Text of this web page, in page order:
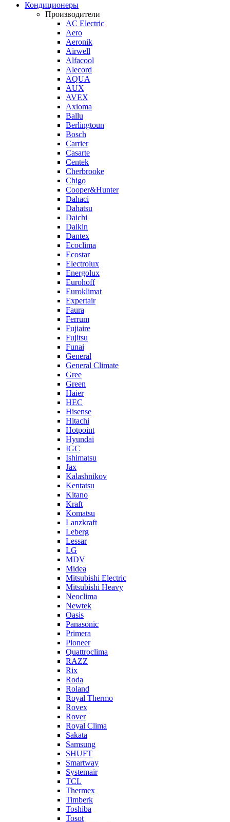
Кондиционеры
Производители
AC Electric
Aero
Aeronik
Airwell
Alfacool
Alecord
AQUA
AUX
AVEX
Axioma
Ballu
Berlingtoun
Bosch
Carrier
Casarte
Centek
Cherbrooke
Chigo
Cooper&Hunter
Dahaci
Dahatsu
Daichi
Daikin
Dantex
Ecoclima
Ecostar
Electrolux
Energolux
Eurohoff
Euroklimat
Expertair
Faura
Ferrum
Fujiaire
Fujitsu
Funai
General
General Climate
Gree
Green
Haier
HEC
Hisense
Hitachi
Hotpoint
Hyundai
IGC
Ishimatsu
Jax
Kalashnikov
Kentatsu
Kitano
Kraft
Komatsu
Lanzkraft
Leberg
Lessar
LG
MDV
Midea
Mitsubishi Electric
Mitsubishi Heavy
Neoclima
Newtek
Oasis
Panasonic
Primera
Pioneer
Quattroclima
RAZZ
Rix
Roda
Roland
Royal Thermo
Rovex
Rover
Royal Clima
Sakata
Samsung
SHUFT
Smartway
Systemair
TCL
Thermex
Timberk
Toshiba
Tosot